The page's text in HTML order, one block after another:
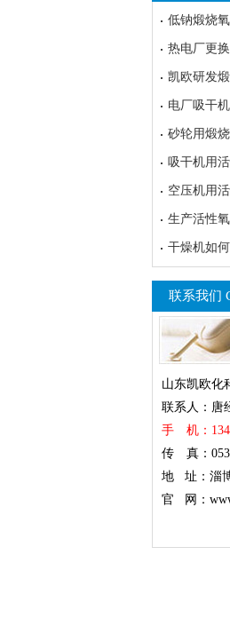
低钠煅烧
热电厂更
凯欧研发
电厂吸干
砂轮用煅
吸干机用
空压机用
生产活性
干燥机如
联系我们
山东凯欧化
联系人：唐
手 机：
传 真：
地 址：淄
官 网：